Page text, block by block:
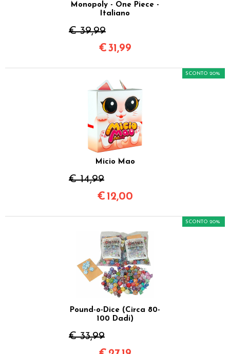
Monopoly - One Piece -
Italiano
€ 39,99
€31,99
Micio Mao
€ 14,99
SCONTO 20%
€ 12,00
Pound-o-Dice (Circa 80-
100 Dadi)
€ 33,99
SCONTO 20%